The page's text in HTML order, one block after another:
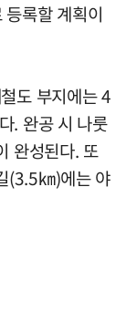
록할 계획이
도 부지에는 4
. 완공 시 나룻
완성된다. 또
(3.5㎞)에는 야